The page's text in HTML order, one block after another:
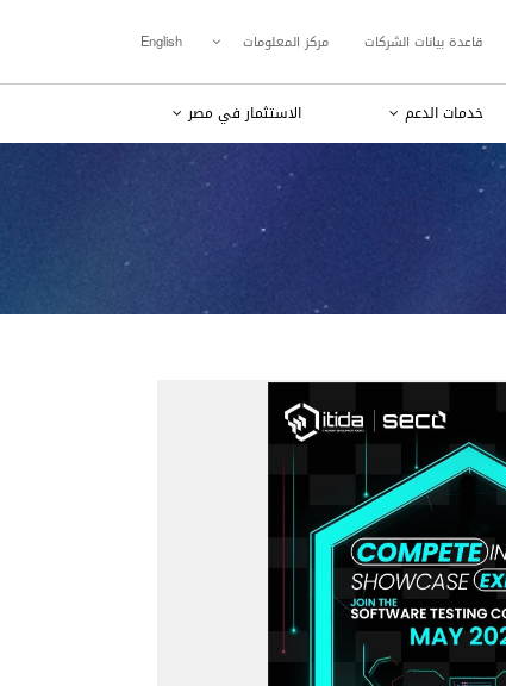
قاعدة بيانات الشركات مركز المعلومات English
خدمات الدعم الاستثمار في مصر